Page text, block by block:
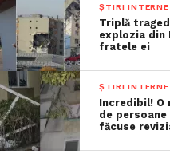
ȘTIRI INTERNE
Triplă
explozia din
fratele ei
ȘTIRI INTERNE
Incredibil! O
de
făcuse